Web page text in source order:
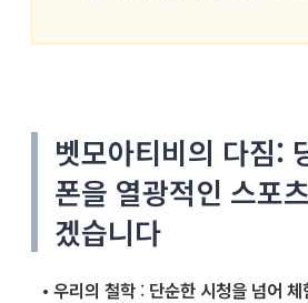
벳모아티비의 다짐:
폰을 열광적인 스포
겠습니다
• 우리의 철학 : 단순한 시청을 넘어